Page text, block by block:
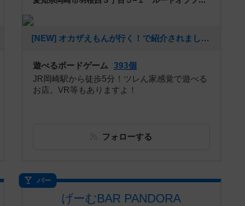
[NEW] オカザえもんが行く！で紹介されました！（2025年10月02日 18時35分）
遊べるボードゲーム 393個
JR岡崎駅から徒歩5分！ツレん家感覚で遊べる
お店。VR等もありますよ！
フォローする
バー
げーむBAR PANDORA